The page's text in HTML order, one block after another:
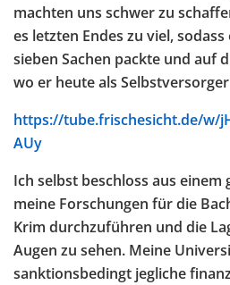
machten uns schwer zu
es letzten Endes zu viel, sodass
sieben Sachen packte und auf
wo er heute als
https://tube.frischesicht.de/w/
AUy
Ich selbst beschloss aus einem
meine Forschungen für die
Krim durchzuführen und die
Augen zu sehen. Meine
sanktionsbedingt jegliche